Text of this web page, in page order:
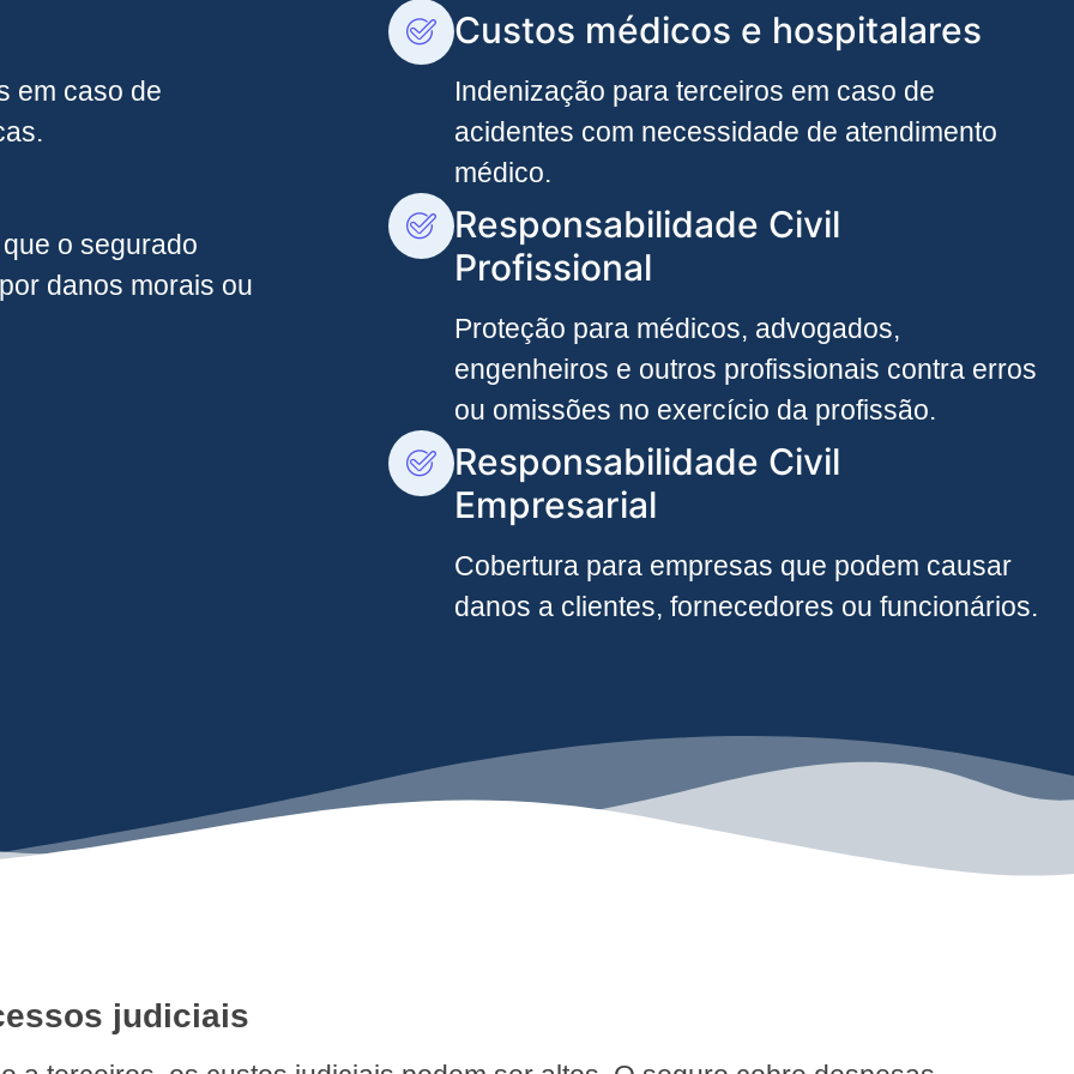
em caso de
o segurado
danos morais ou
Custos médicos e hospitalares
Indenização para terceiros em caso de
acidentes com necessidade de atendimento
médico.
Responsabilidade Civil
Profissional
Proteção para médicos, advogados,
engenheiros e outros profissionais contra erros
ou omissões no exercício da profissão.
Responsabilidade Civil
Empresarial
Cobertura para empresas que podem causar
danos a clientes, fornecedores ou funcionários.
judiciais